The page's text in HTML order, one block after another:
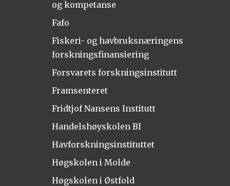
og kompetanse
Fafo
Fiskeri- og havbruksnæringens
forskningsfinansiering
Forsvarets forskningsinstitutt
Framsenteret
Fridtjof Nansens Institutt
Handelshøyskolen BI
Havforskningsinstituttet
Høgskolen i Molde
Høgskolen i Østfold